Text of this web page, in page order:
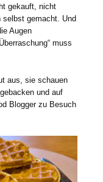
gekauft, nicht
selbst gemacht. Und
Augen
muss
aus, sie schauen
und auf
Blogger zu Besuch